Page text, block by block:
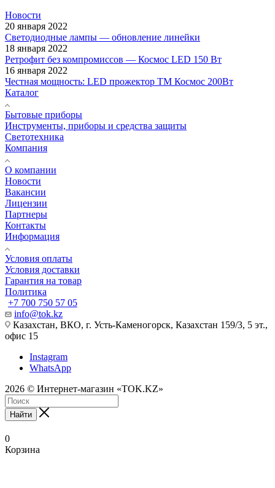
Новости
20 января 2022
Светодиодные лампы — обновление линейки
18 января 2022
Ретрофит без компромиссов — Космос LED 150 Вт
16 января 2022
Честная мощность: LED прожектор ТМ Космос 200Вт
Каталог
Бытовые приборы
Инструменты, приборы и средства защиты
Светотехника
Компания
О компании
Новости
Вакансии
Лицензии
Партнеры
Контакты
Информация
Условия оплаты
Условия доставки
Гарантия на товар
Политика
+7 700 750 57 05
info@tok.kz
Казахстан, ВКО, г. Усть-Каменогорск, Казахстан 159/3, 5 эт.,
офис 15
Instagram
WhatsApp
2026 © Интернет-магазин «TOK.KZ»
Найти
0
Корзина